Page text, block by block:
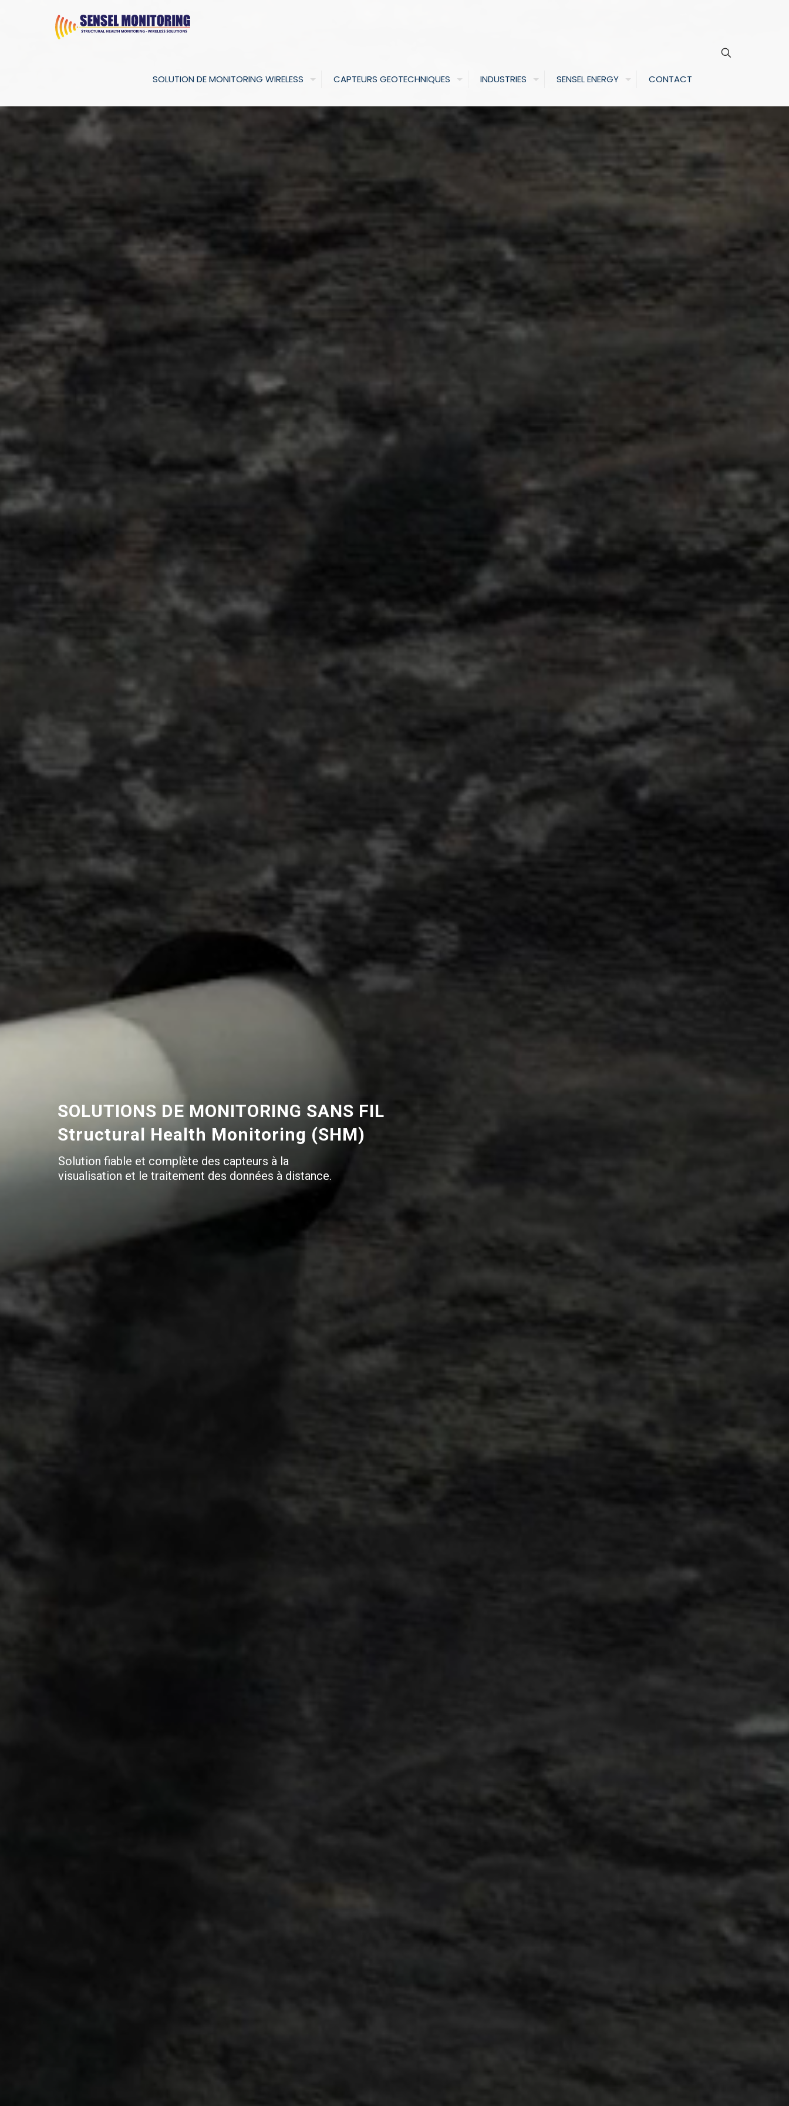
SOLUTION DE MONITORING WIRELESS CAPTEURS GEOTECHNIQUES INDUSTRIES SENSEL ENERGY CONTACT
SOLUTIONS DE MONITORING SANS FIL
Structural Health Monitoring (SHM)
Solution fiable et complète des capteurs à la
visualisation et le traitement des données à distance.